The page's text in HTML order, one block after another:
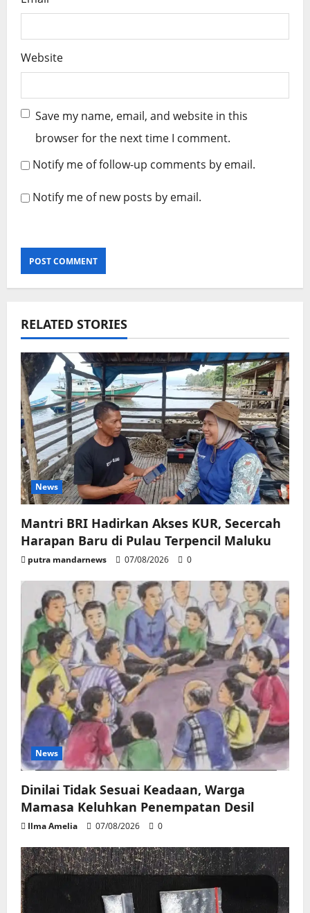
Website
Save my name, email, and website in this
browser for the next time I comment.
Notify me of follow-up comments by email.
Notify me of new posts by email.
RELATED STORIES
News
Mantri BRI Hadirkan Akses KUR, Secercah
Harapan Baru di Pulau Terpencil Maluku
putra mandarnews 07/08/2026 0
News
Dinilai Tidak Sesuai Keadaan, Warga
Mamasa Keluhkan Penempatan Desil
Ilma Amelia 07/08/2026 0